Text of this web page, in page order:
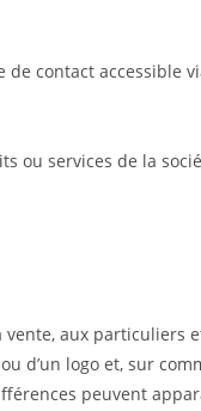
contact accessible
ou services de la
aux
d’un logo et, sur
peuvent